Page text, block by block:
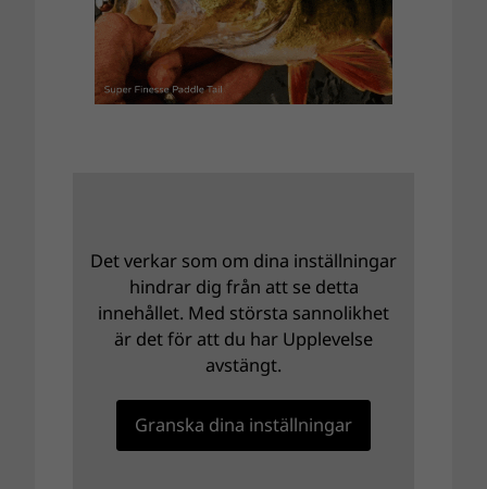
Det verkar som om dina inställningar
hindrar dig från att se detta
innehållet. Med största sannolikhet
är det för att du har Upplevelse
avstängt.
Granska dina inställningar